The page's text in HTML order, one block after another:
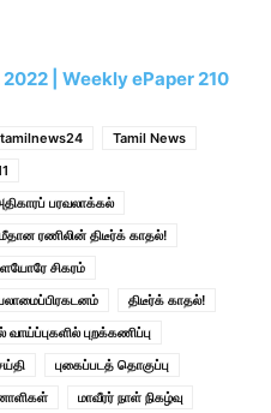
| Weekly ePaper 210
Tamil News
பரவலாக்கல்
ரணிலின் திடீர்க் காதல்!
சிகரம்
திடீர்க் காதல்!
புறக்கணிப்பு
புகைப்படத் தொகுப்பு
மாவீரர் நாள் நிகழ்வு